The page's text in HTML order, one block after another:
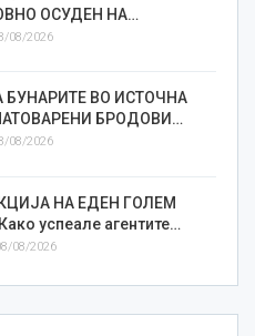
ОСУДЕН НА…
08/2026
БУНАРИТЕ ВО ИСТОЧНА
БРОДОВИ…
08/2026
НА ЕДЕН ГОЛЕМ
успеале агентите…
08/2026